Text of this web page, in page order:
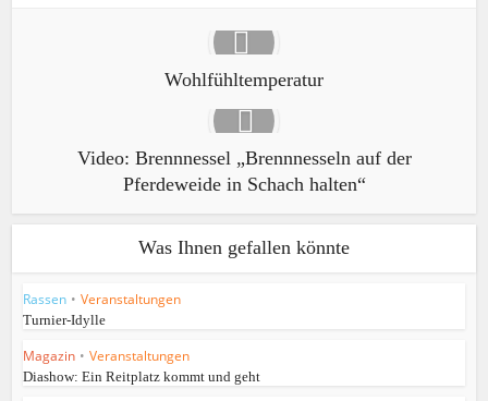
Wohlfühltemperatur
Video: Brennnessel „Brennnesseln auf der
Pferdeweide in Schach halten“
Was Ihnen gefallen könnte
Rassen • Veranstaltungen
Turnier-Idylle
Magazin • Veranstaltungen
Diashow: Ein Reitplatz kommt und geht